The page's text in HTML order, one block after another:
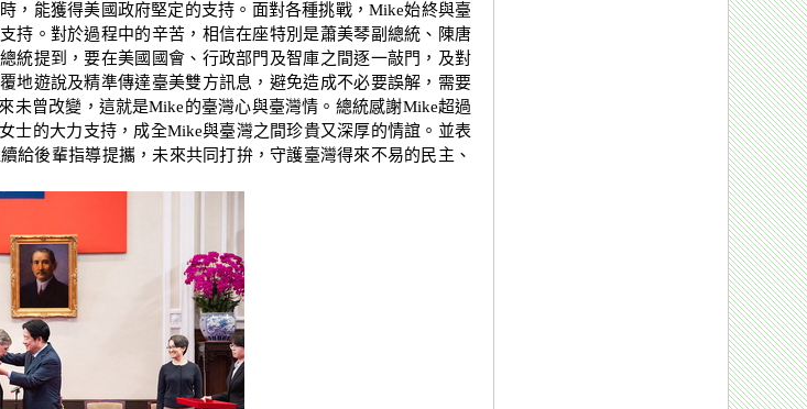
，能獲得美國政府堅定的支持。面對各種挑戰，Mike始終與臺
持。對於過程中的辛苦，相信在座特別是蕭美琴副總統、陳唐
統提到，要在美國國會、行政部門及智庫之間逐一敲門，及對
地遊說及精準傳達臺美雙方訊息，避免造成不必要誤解，需要
未曾改變，這就是Mike的臺灣心與臺灣情。總統感謝Mike超過
士的大力支持，成全Mike與臺灣之間珍貴又深厚的情誼。並表
給後輩指導提攜，未來共同打拚，守護臺灣得來不易的民主、